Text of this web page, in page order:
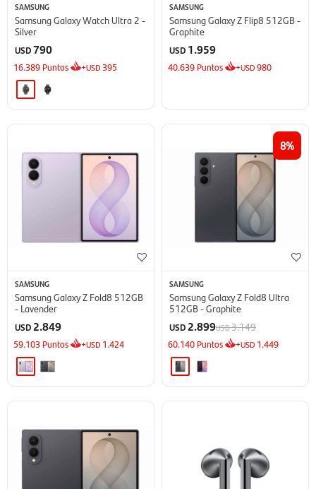
SAMSUNG
Samsung Galaxy Watch Ultra 2 -
Silver
USD790
16.389 Puntos +USD 395
SAMSUNG
Samsung Galaxy Z Flip8 512GB -
Graphite
USD 1.959
40.639 Puntos +USD980
SAMSUNG
Samsung Galaxy Z Fold8 512GB
- Lavender
USD 2.849
59.103 Puntos +USD 1.424
8
SAMSUNG
Samsung Galaxy Z Fold8 Ultra
512GB - Graphite
USD 2.899USD3.149
60.140 Puntos +USD 1.449